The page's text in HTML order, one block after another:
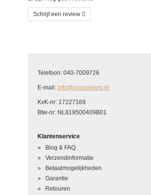
Schrijf een review
Hoe waardeert u dit product?
Uw beoordeling in één zin
*
Beoordeling
Telefoon: 040-7009726
E-mail: info@consolepro.nl
KvK-nr: 17227169
Btw-nr: NL819500409B01
Klantenservice
Blog & FAQ
Verzendinformatie
Betaalmogelijkheden
Garantie
Retouren